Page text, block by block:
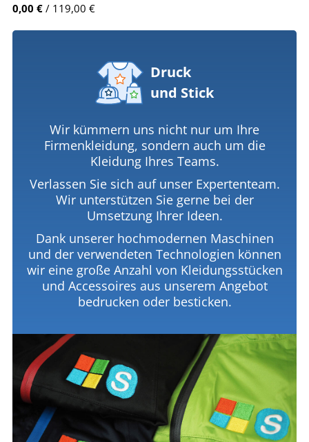
0,00 € / 119,00 €
Druck
und Stick
Wir kümmern uns nicht nur um Ihre
Firmenkleidung, sondern auch um die
Kleidung Ihres Teams.
Verlassen Sie sich auf unser Expertenteam.
Wir unterstützen Sie gerne bei der
Umsetzung Ihrer Ideen.
Dank unserer hochmodernen Maschinen
und der verwendeten Technologien können
wir eine große Anzahl von Kleidungsstücken
und Accessoires aus unserem Angebot
bedrucken oder besticken.